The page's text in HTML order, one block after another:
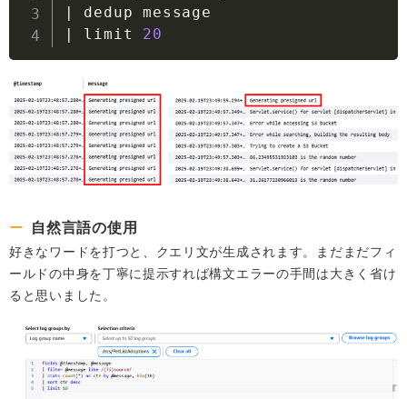
|
|
limit 20
自然言語の使用
好きなワードを打つと、クエリ文が生成されます。まだまだフィ
ールドの中身を丁寧に提示すれば構文エラーの手間は大きく省け
ると思いました。